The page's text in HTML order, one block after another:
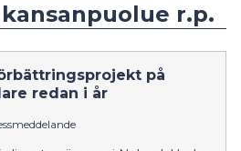
r.p.
på
redan i år